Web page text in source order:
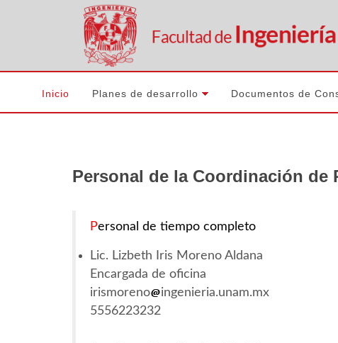
Inicio Planes de desarrollo Documentos de
Personal de la Coordinación de
Personal de tiempo completo
Lic. Lizbeth Iris Moreno Aldana
Encargada de oficina
irismoreno
ingenieria.unam.mx
5556223232